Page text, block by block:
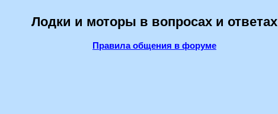
Лодки и моторы в вопросах и ответах
Правила общения в форуме